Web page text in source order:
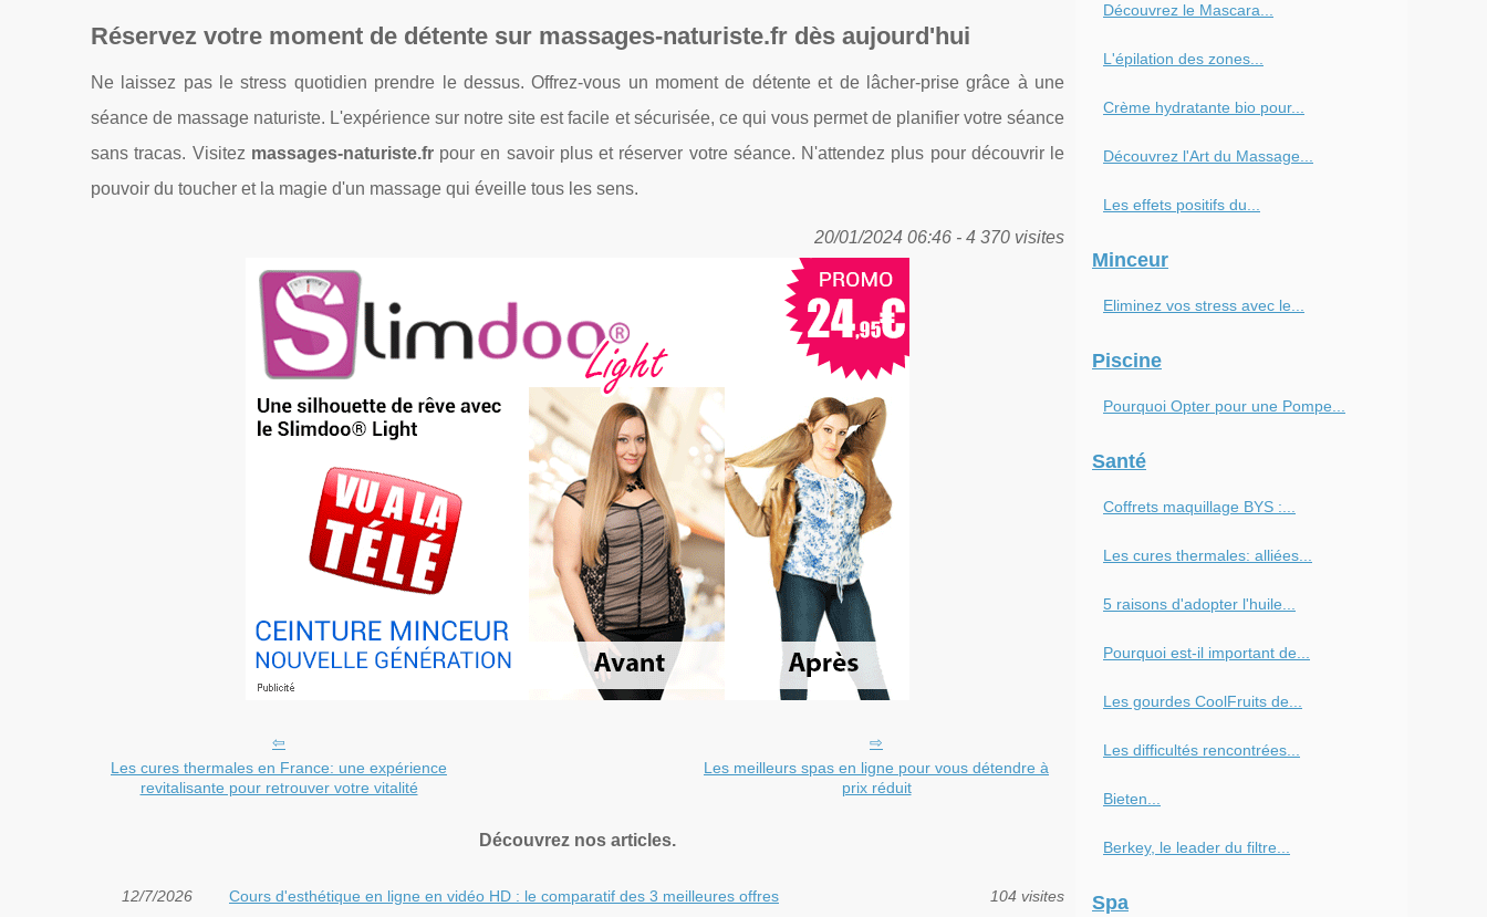
Réservez votre moment de détente sur massages-naturiste.fr dès aujourd'hui
Ne laissez pas le stress quotidien prendre le dessus. Offrez-vous un moment de détente et de lâcher-prise grâce à une
séance de massage naturiste. L'expérience sur notre site est facile et sécurisée, ce qui vous permet de planifier votre séance
sans tracas. Visitez massages-naturiste.frpour en savoir plus et réserver votre séance. N'attendez plus pour découvrir le
pouvoir du toucher et la magie d'un massage qui éveille tous les sens.
20/01/2024 06:46 - 4 370 visites
Les cures thermales en France: une expérience
revitalisante pour retrouver votre vitalité
Les meilleurs spas en ligne pour vous détendre à
prix réduit
Découvrez nos articles.
12/7/2026 Cours d'esthétique en ligne en vidéo HD : le comparatif des 3 meilleures offres 104 visites
Découvrez le Mascara...
L'épilation des zones...
Crème hydratante bio pour...
Découvrez l'Art du Massage...
Les effets positifs du...
Minceur
Eliminez vos stress avec le...
Piscine
Pourquoi Opter pour une Pompe...
Santé
Coffrets maquillage BYS :...
Les cures thermales: alliées...
5 raisons d'adopter l'huile...
Pourquoi est-il important de...
Les gourdes CoolFruits de...
Les difficultés rencontrées...
Bieten...
Berkey, le leader du filtre...
Spa